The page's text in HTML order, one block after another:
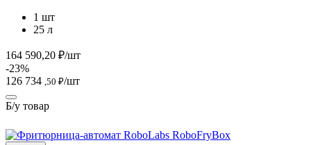
1 шт
25 л
164 590,20 ₽/шт
-23%
126 734 ,50 ₽/шт
Б/у товар